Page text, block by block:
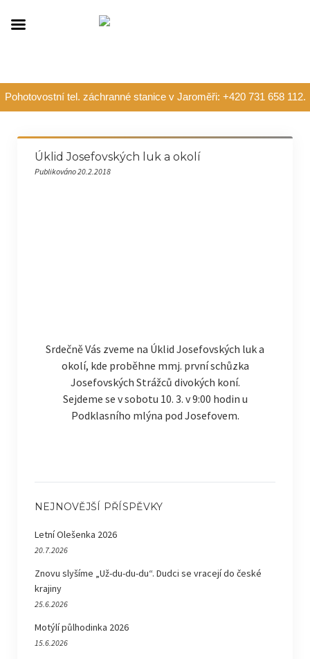
Pohotovostní tel. záchranné stanice v Jaroměři: +420 731 658 112.
Úklid Josefovských luk a okolí
Publikováno 20.2.2018
Srdečně Vás zveme na Úklid Josefovských luk a
okolí, kde proběhne mmj. první schůzka
Josefovských Strážců divokých koní.
Sejdeme se v sobotu 10. 3. v 9:00 hodin u
Podklasního mlýna pod Josefovem.
NEJNOVĚJŠÍ PŘÍSPĚVKY
Letní Olešenka 2026
20.7.2026
Znovu slyšíme „Už-du-du-du“. Dudci se vracejí do české
krajiny
25.6.2026
Motýlí půlhodinka 2026
15.6.2026